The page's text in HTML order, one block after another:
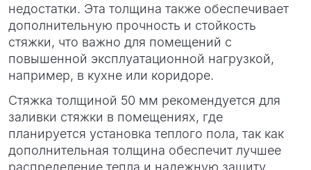
недостатки. Эта толщина также обеспечивает
дополнительную прочность и стойкость
стяжки, что важно для помещений с
повышенной эксплуатационной нагрузкой,
например, в кухне или коридоре.
Стяжка толщиной 50 мм рекомендуется для
заливки стяжки в помещениях, где
планируется установка теплого пола, так как
дополнительная толщина обеспечит лучшее
распределение тепла и надежную защиту